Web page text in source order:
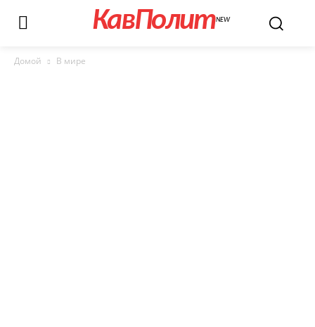
КавПолитNEW
Домой В мире